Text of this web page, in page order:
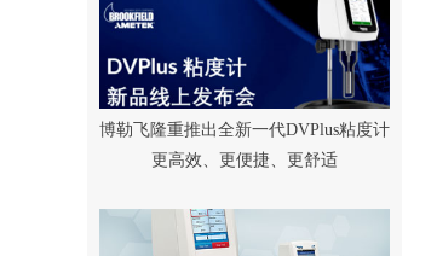
博勒飞隆重推出全新一代DVPlus粘度计
更高效、更便捷、更舒适